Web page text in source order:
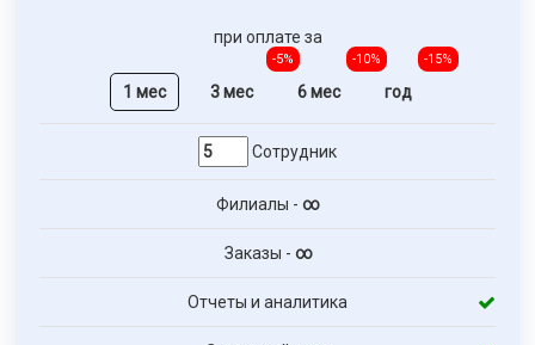
при оплате за
1 мес 3 мес
-5%
6 мес
-10%
год
-15%
Сотрудник
Филиалы - ∞
Заказы - ∞
Отчеты и аналитика